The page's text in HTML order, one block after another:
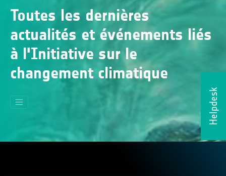
Helpdesk
Toutes les dernières
actualités et événements liés
à l'Initiative sur le
changement climatique